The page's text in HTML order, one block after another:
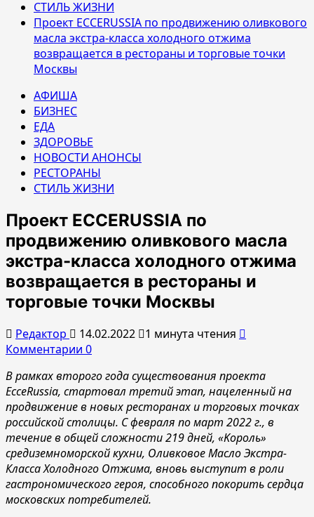
СТИЛЬ ЖИЗНИ
Проект ECCERUSSIA по продвижению оливкового
масла экстра-класса холодного отжима
возвращается в рестораны и торговые точки
Москвы
АФИША
БИЗНЕС
ЕДА
ЗДОРОВЬЕ
НОВОСТИ АНОНСЫ
РЕСТОРАНЫ
СТИЛЬ ЖИЗНИ
Проект ECCERUSSIA по
продвижению оливкового масла
экстра-класса холодного отжима
возвращается в рестораны и
торговые точки Москвы
Редактор 14.02.2022
1 минута чтения
Комментарии 0
В рамках второго года существования проекта
EcceRussia, стартовал третий этап, нацеленный на
продвижение в новых ресторанах и торговых точках
российской столицы. С февраля по март 2022 г., в
течение в общей сложности 219 дней, «Kороль»
средиземноморской кухни, Оливковое Масло Экстра-
Класса Холодного Отжима, вновь выступит в роли
гастрономического героя, способного покорить сердца
московских потребителей.